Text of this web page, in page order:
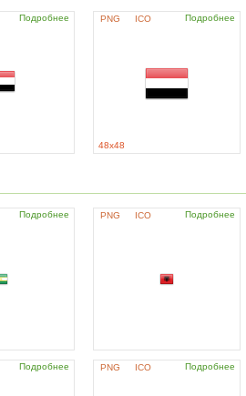
Подробнее PNG ICO Подробнее
48x48
Подробнее PNG ICO Подробнее
Подробнее PNG ICO Подробнее